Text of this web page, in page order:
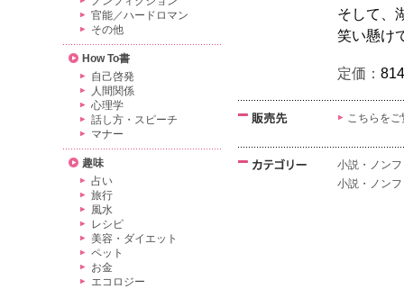
そして、
笑い懸け
定価：
こちらを
小説・ノン
小説・ノン
官能／ハードロマン
その他
How To書
自己啓発
人間関係
心理学
話し方・スピーチ
マナー
趣味
占い
旅行
風水
レシピ
美容・ダイエット
ペット
お金
エコロジー